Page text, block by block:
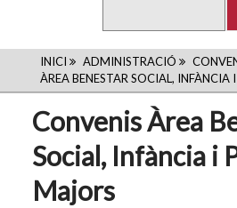
INICI ADMINISTRACIÓ
ÀREA BENESTAR SOCIAL, INFÀNCIA
Convenis Àrea
Social, Infància i
Majors